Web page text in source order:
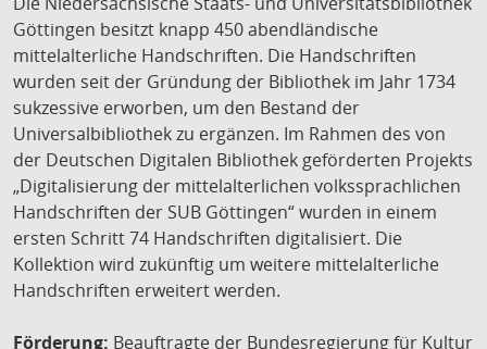
Göttingen besitzt knapp 450 abendländische
mittelalterliche Handschriften. Die Handschriften
wurden seit der Gründung der Bibliothek im Jahr 1734
sukzessive erworben, um den Bestand der
Universalbibliothek zu ergänzen. Im Rahmen des von
der Deutschen Digitalen Bibliothek geförderten Projekts
„Digitalisierung der mittelalterlichen volkssprachlichen
Handschriften der SUB Göttingen“ wurden in einem
ersten Schritt 74 Handschriften digitalisiert. Die
Kollektion wird zukünftig um weitere mittelalterliche
Handschriften erweitert werden.
Förderung: Beauftragte der Bundesregierung für Kultur